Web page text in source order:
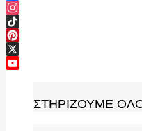
Facebook
Instagram
TikTok
Pinterest
X
ΣΤΗΡΙΖΟΥΜΕ